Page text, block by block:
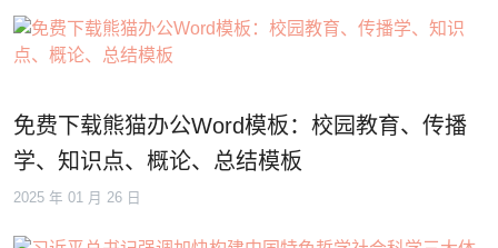
免费下载熊猫办公Word模板：校园教育、传播
学、知识点、概论、总结模板
2025 年 01 月 26 日